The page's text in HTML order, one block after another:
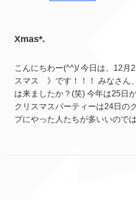
Xmas*.
こんにちわー(^^)/ 今日は、12
スマス 》です！！！ みなさん
は来ましたか？(笑) 今年は25日
クリスマスパーティーは24日の
ブにやった人たちが多いいので